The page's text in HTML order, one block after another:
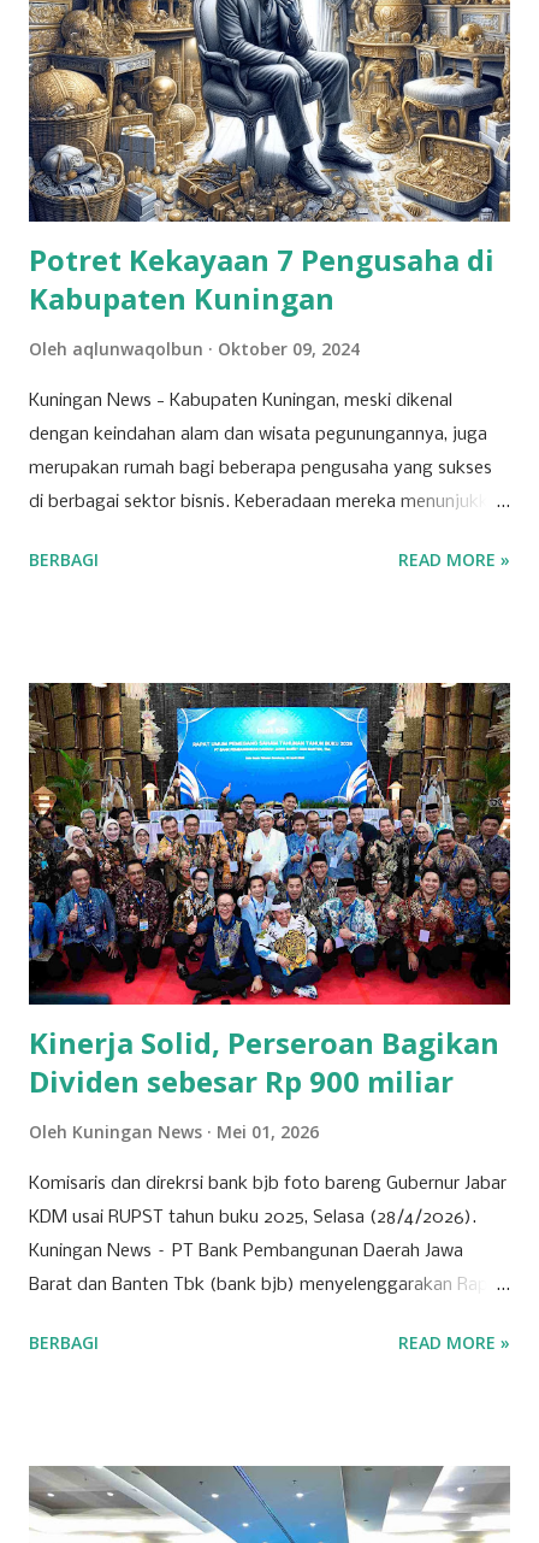
Potret Kekayaan 7 Pengusaha di
Kabupaten Kuningan
Oleh aqlunwaqolbun Oktober 09, 2024
Kuningan News - Kabupaten Kuningan, meski dikenal
dengan keindahan alam dan wisata pegunungannya, juga
merupakan rumah bagi beberapa pengusaha yang sukses
di berbagai sektor bisnis. Keberadaan mereka menunjukkan
berkembang pesat, dipicu oleh inovasi dan ketekunan para
sehari-hari. Para pengusaha yang sukses di sektor ini
berhasil mengelola jaringan ritel yang luas dan berkontribusi
signifikan terhadap roda perekonomian daerah.
Keberhasilan mereka tak lepas dari strategi bisnis yang
tepat dan kemampuan menyesuaikan diri dengan
kebutuhan pasar yang dinamis. Selain ritel, sektor properti
dan konstruksi juga menjadi pilar penting bagi
perekonomian Kuningan. Beberapa perusahaan besar di
bidang ini terlibat dalam pembangunan infrastruktur yang
tidak hanya bermanfaat bagi daerah, tetapi...
BERBAGI READ MORE »
Kinerja Solid, Perseroan Bagikan
Dividen sebesar Rp 900 miliar
Oleh Kuningan News Mei 01, 2026
Komisaris dan direkrsi bank bjb foto bareng Gubernur Jabar
KDM usai RUPST tahun buku 2025, Selasa (28/4/2026).
Kuningan News – PT Bank Pembangunan Daerah Jawa
Barat dan Banten Tbk (bank bjb) menyelenggarakan Rapat
2025 pada Selasa (28/4/2026). Rapat berlangsung secara
yang mengedepankan prinsip tata kelola perusahaan yang
baik, bank bjb mengundang seluruh pemegang saham
BERBAGI READ MORE »